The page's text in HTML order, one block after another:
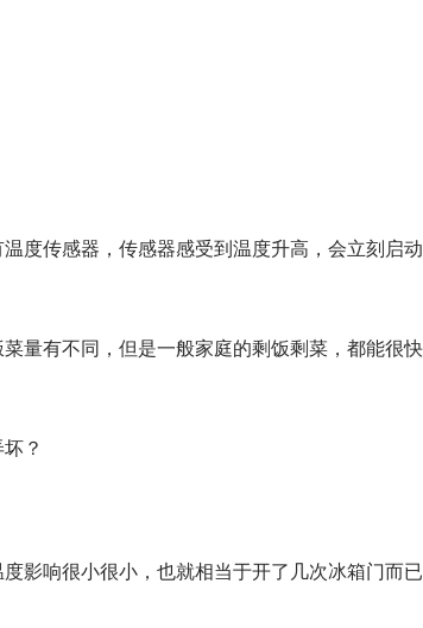
度传感器，传感器感受到温度升高，会立刻启
量有不同，但是一般家庭的剩饭剩菜，都能很
？
影响很小很小，也就相当于开了几次冰箱门而